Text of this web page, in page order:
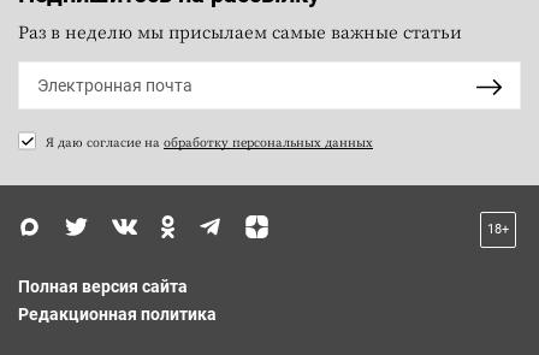
Раз в неделю мы присылаем самые важные статьи
Я даю согласие на обработку персональных данных
18+
Полная версия сайта
Редакционная политика